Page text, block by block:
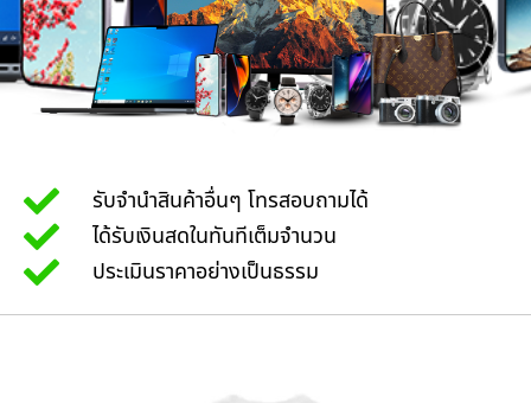
รับจำนำสินค้าอื่นๆ โทรสอบถามได้
ได้รับเงินสดในทันทีเต็มจำนวน
ประเมินราคาอย่างเป็นธรรม